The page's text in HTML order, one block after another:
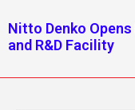
Nitto Denko
and R&D Facility